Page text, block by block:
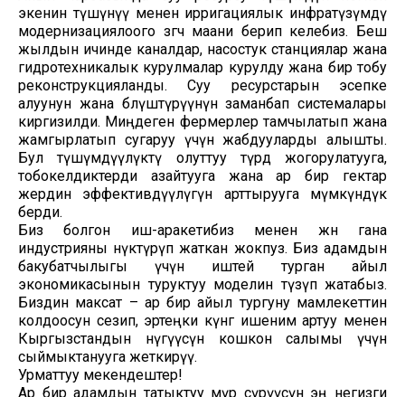
экенин түшүнүү менен ирригациялык инфратүзүмдү
модернизациялоого өзгөчө маани берип келебиз. Беш
жылдын ичинде каналдар, насостук станциялар жана
гидротехникалык курулмалар курулду жана бир тобу
реконструкцияланды. Суу ресурстарын эсепке
алуунун жана бөлүштүрүүнүн заманбап системалары
киргизилди. Миңдеген фермерлер тамчылатып жана
жамгырлатып сугаруу үчүн жабдууларды алышты.
Бул түшүмдүүлүктү олуттуу түрдө жогорулатууга,
тобокелдиктерди азайтууга жана ар бир гектар
жердин эффективдүүлүгүн арттырууга мүмкүндүк
берди.
Биз болгон иш-аракетибиз менен жөн гана
индустрияны өнүктүрүп жаткан жокпуз. Биз адамдын
бакубатчылыгы үчүн иштей турган айыл
экономикасынын туруктуу моделин түзүп жатабыз.
Биздин максат – ар бир айыл тургуну мамлекеттин
колдоосун сезип, эртеңки күнгө ишеним артуу менен
Кыргызстандын өнүгүүсүнө кошкон салымы үчүн
сыймыктанууга жеткирүү.
Урматтуу мекендештер!
Ар бир адамдын татыктуу өмүр сүрүүсүнө эң негизги